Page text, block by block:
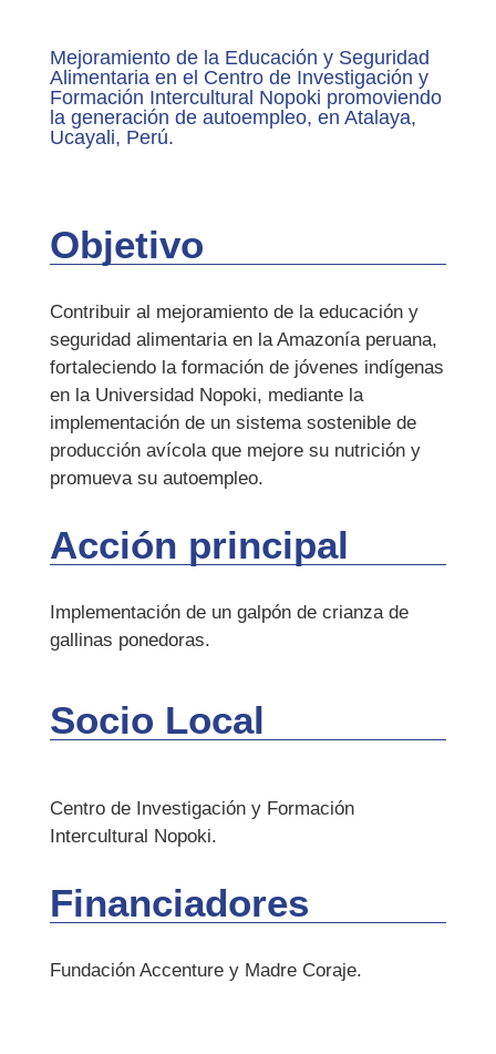
Mejoramiento de la Educación y Seguridad
Alimentaria en el Centro de Investigación y
Formación Intercultural Nopoki promoviendo
la generación de autoempleo, en Atalaya,
Ucayali, Perú.
Objetivo
Contribuir al mejoramiento de la educación y
seguridad alimentaria en la Amazonía peruana,
fortaleciendo la formación de jóvenes indígenas
en la Universidad Nopoki, mediante la
implementación de un sistema sostenible de
producción avícola que mejore su nutrición y
promueva su autoempleo.
Acción principal
Implementación de un galpón de crianza de
gallinas ponedoras.
Socio Local
Centro de Investigación y Formación
Intercultural Nopoki.
Financiadores
Fundación Accenture y Madre Coraje.